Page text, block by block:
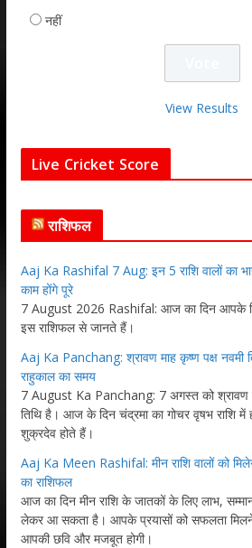
नहीं
View Results
Live Cricket Score
राशिफल
Aaj Ka Rashifal 7 Aug: इन 5 राशि वालों का
काम होंगे पूरे
7 August 2026 Rashifal: आज का दिन आपके
इस राशिफल से जानते हैं।
Aaj Ka Panchang: श्रावण माह कृष्ण पक्ष नवमी
राहुकाल का समय
7 August Ka Panchang: 7 अगस्त को श्रावण
तिथि है। आज के दिन चंद्रमा का गोचर वृषभ राशि में
शुक्रदेव होते हैं।
Aaj Ka Meen Rashifal: मीन राशि वालों को
का राशिफल
आज का दिन मीन राशि के जातकों के लिए लाभ,
लेकर आ सकता है। आपके प्रयासों को सफलता
आपकी छवि और मजबूत होगी।